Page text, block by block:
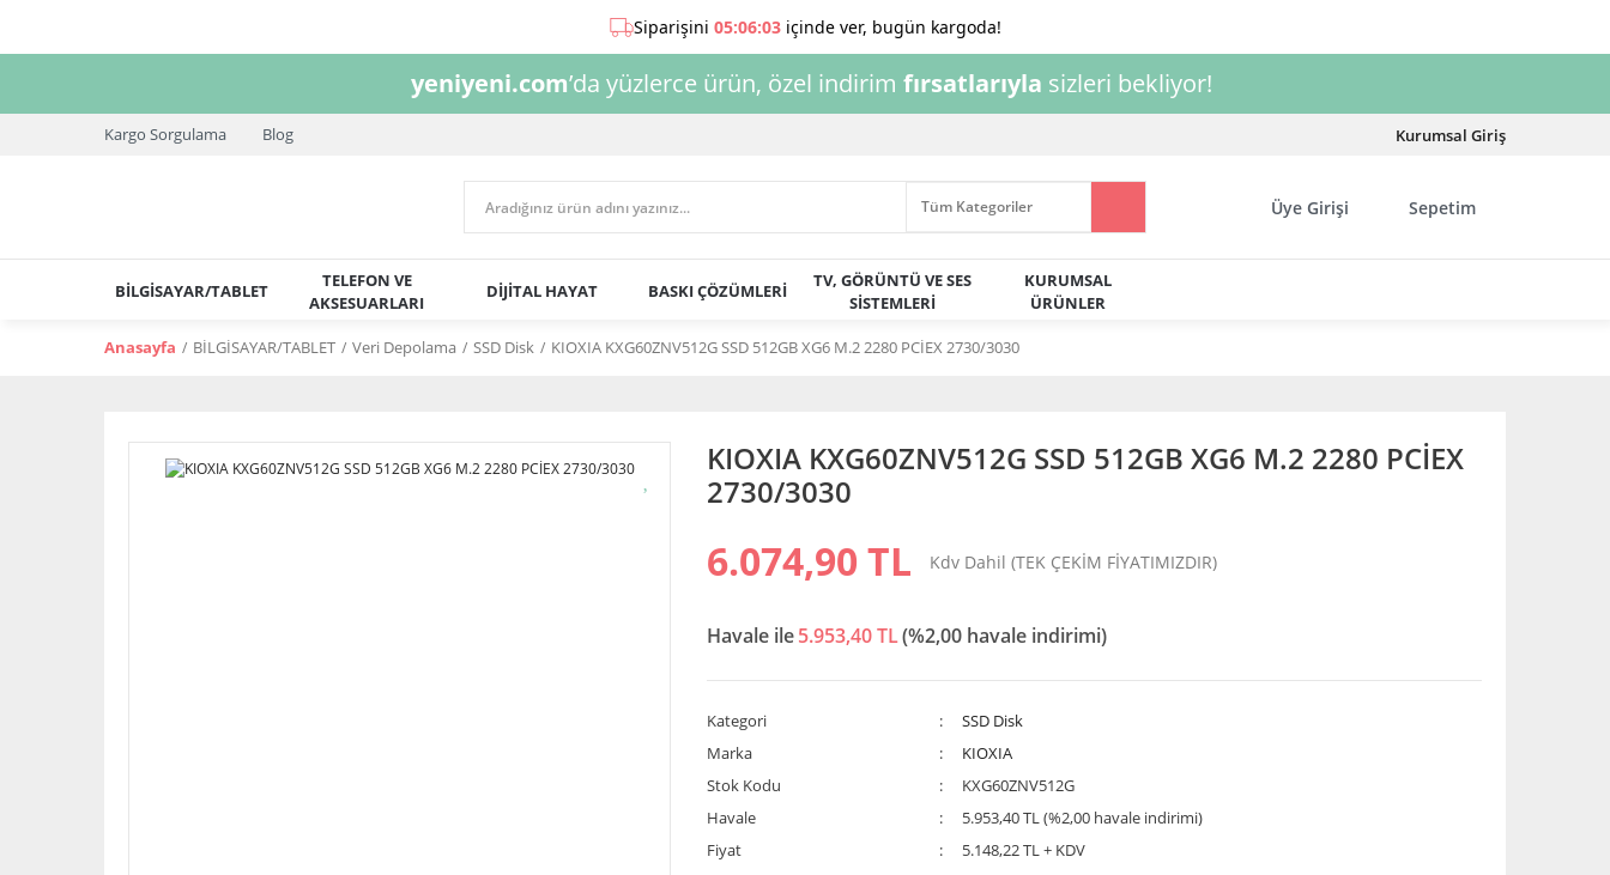
yeniyeni.com’da yüzlerce ürün, özel indirim fırsatlarıyla sizleri bekliyor!
Kargo Sorgulama Blog Kurumsal Giriş
Üye Girişi Sepetim
BİLGİSAYAR/TABLET
TELEFON VE
AKSESUARLARI
DİJİTAL HAYAT BASKI ÇÖZÜMLERİ
TV, GÖRÜNTÜ VE SES
SİSTEMLERİ
KURUMSAL
ÜRÜNLER
Anasayfa BİLGİSAYAR/TABLET Veri Depolama SSD Disk KIOXIA KXG60ZNV512G SSD 512GB XG6 M.2 2280 PCİEX 2730/3030
KIOXIA KXG60ZNV512G SSD 512GB XG6 M.2 2280 PCİEX
2730/3030
6.074,90 TL Kdv Dahil (TEK ÇEKİM FİYATIMIZDIR)
Havale ile5.953,40 TL(%2,00 havale indirimi)
Kategori
SSD Disk
Marka
KIOXIA
Stok Kodu
KXG60ZNV512G
Havale
5.953,40 TL (%2,00 havale indirimi)
Fiyat
5.148,22 TL + KDV